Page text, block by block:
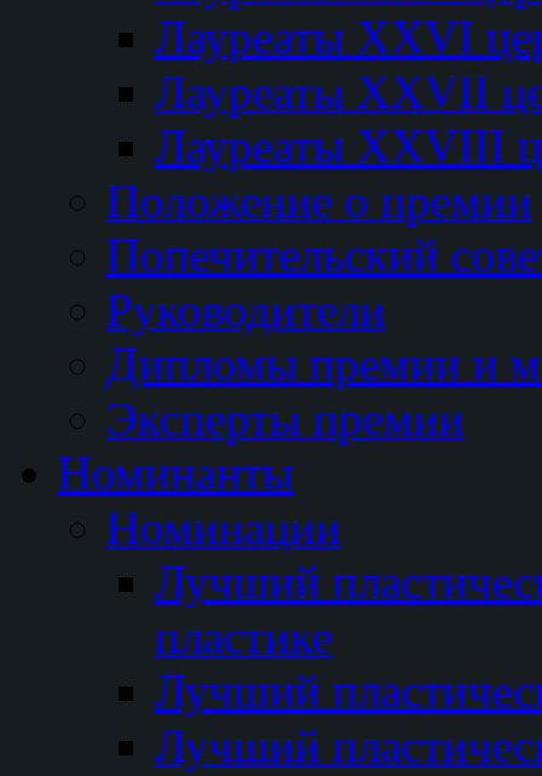
Лауреаты XXVI
Лауреаты XXVII
Лауреаты XXVIII
Положение о премии
Попечительский
Руководители
Дипломы премии и
Эксперты премии
Номинанты
Номинации
Лучший
пластике
Лучший
Лучший